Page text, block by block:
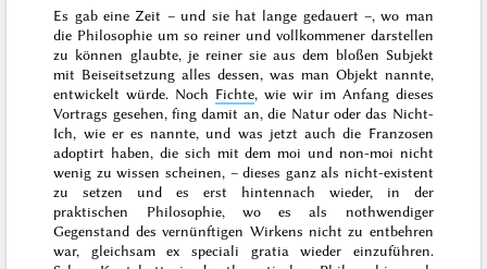
Es gab eine Zeit – und sie hat lange gedauert –, wo man
die Philosophie um so reiner und vollkommener darstellen
zu können glaubte, je reiner sie aus dem bloßen Subjekt
mit Beiseitsetzung alles dessen, was man Objekt nannte,
entwickelt würde. Noch Fichte, wie wir im Anfang dieses
Vortrags gesehen, fing damit an, die Natur oder das Nicht-
Ich, wie er es nannte, und was jetzt auch die Franzosen
adoptirt haben, die sich mit dem moi und non-moi nicht
wenig zu wissen scheinen, – dieses ganz als nicht-existent
zu setzen und es erst hintennach wieder, in der
praktischen Philosophie, wo es als nothwendiger
Gegenstand des vernünftigen Wirkens nicht zu entbehren
war, gleichsamex speciali gratiawieder einzuführen.